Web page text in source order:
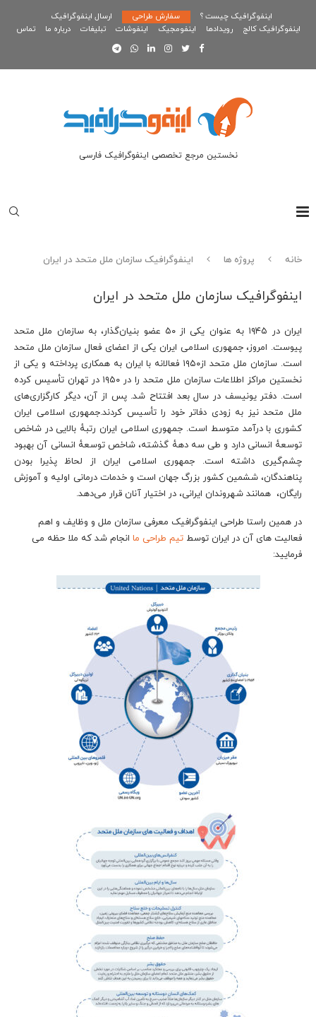
اینفوگرافیک چیست ؟ سفارش طراحی
ارسال اینفوگرافیک
اینفوگرافیک کالج
رویدادها اینفومجیک اینفوشات تبلیغات درباره ما تماس
نخستین مرجع تخصصی اینفوگرافیک فارسی
خانه پروژه ها اینفوگرافیک سازمان ملل متحد در ایران
اینفوگرافیک سازمان ملل متحد در ایران
ایران در ۱۹۴۵ به عنوان یکی از ۵۰ عضو بنیان‌گذار، به سازمان ملل متحد
پیوست. امروز، جمهوری اسلامی ایران یکی از اعضای فعال سازمان ملل متحد
است. سازمان ملل متحد از۱۹۵۰ فعالانه با ایران به همکاری پرداخته و یکی از
نخستین مراکز اطلاعات سازمان ملل متحد را در ۱۹۵۰ در تهران تأسیس کرده
است. دفتر یونیسف در سال بعد افتتاح شد. پس از آن، دیگر کارگزاری‌های
ملل متحد نیز به زودی دفاتر خود را تأسیس کردند.جمهوری اسلامی ایران
کشوری با درآمد متوسط است. جمهوری اسلامی ایران رتبهٔ بالایی در شاخص
توسعهٔ انسانی دارد و طی سه دههٔ گذشته، شاخص توسعهٔ انسانی آن بهبود
چشم‌گیری داشته است. جمهوری اسلامی ایران از لحاظ پذیرا بودن
پناهندگان، ششمین کشور بزرگ جهان است و خدمات درمانی اولیه و آموزش
رایگان، همانند شهروندان ایرانی، در اختیار آنان قرار می‌دهد.
در همین راستا طراحی اینفوگرافیک معرفی سازمان ملل و وظایف و اهم
فعالیت های آن در ایران توسط تیم طراحی ما انجام شد که ملا حظه می
فرمایید: